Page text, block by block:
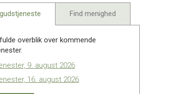
Find menighed
overblik over kommende
9. august 2026
16. august 2026